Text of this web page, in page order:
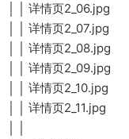
│ │ 详情页2_06.jpg
│ │ 详情页2_07.jpg
│ │ 详情页2_08.jpg
│ │ 详情页2_09.jpg
│ │ 详情页2_10.jpg
│ │ 详情页2_11.jpg